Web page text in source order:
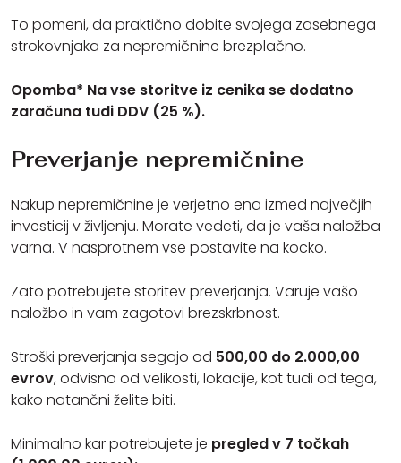
To pomeni, da praktično dobite svojega zasebnega
strokovnjaka za nepremičnine brezplačno.
Opomba* Na vse storitve iz cenika se dodatno
zaračuna tudi DDV (25 %).
Preverjanje nepremičnine
Nakup nepremičnine je verjetno ena izmed največjih
investicij v življenju. Morate vedeti, da je vaša naložba
varna. V nasprotnem vse postavite na kocko.
Zato potrebujete storitev preverjanja. Varuje vašo
naložbo in vam zagotovi brezskrbnost.
Stroški preverjanja segajo od 500,00 do 2.000,00
evrov, odvisno od velikosti, lokacije, kot tudi od tega,
kako natančni želite biti.
Minimalno kar potrebujete je pregled v 7 točkah